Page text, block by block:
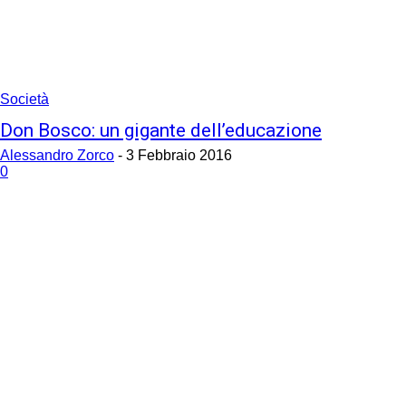
Società
Don Bosco: un gigante dell’educazione
Alessandro Zorco - 3 Febbraio 2016
0